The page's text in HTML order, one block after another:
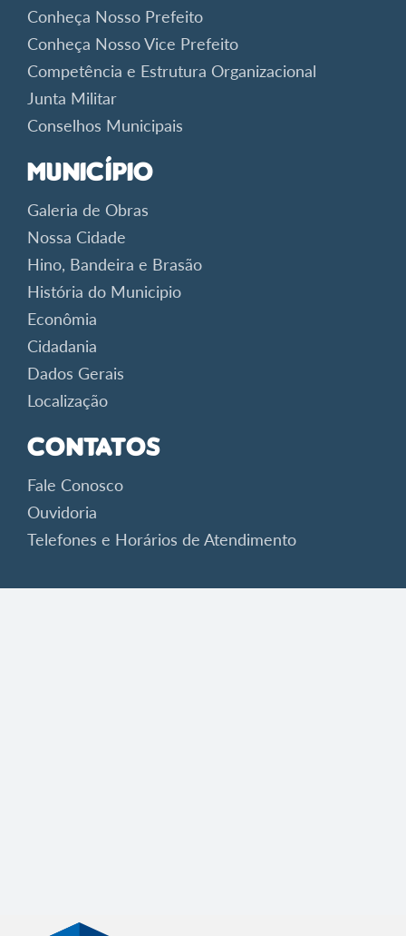
Conheça Nosso Prefeito
Conheça Nosso Vice Prefeito
Competência e Estrutura Organizacional
Junta Militar
Conselhos Municipais
Município
Galeria de Obras
Nossa Cidade
Hino, Bandeira e Brasão
História do Municipio
Econômia
Cidadania
Dados Gerais
Localização
Contatos
Fale Conosco
Ouvidoria
Telefones e Horários de Atendimento